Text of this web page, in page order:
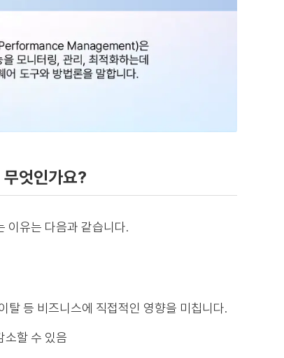
엇인가요?
이유는 다음과 같습니다.
탈 등 비즈니스에 직접적인 영향을 미칩니다.
소할 수 있음